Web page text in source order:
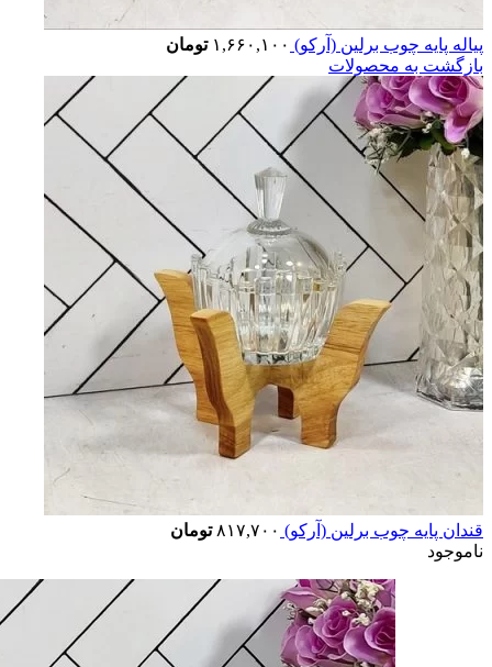
پیاله پایه چوب برلین (آرکو) ۱,۶۶۰,۱۰۰ تومان
بازگشت به محصولات
قندان پایه چوب برلین (آرکو) ۸۱۷,۷۰۰ تومان
ناموجود